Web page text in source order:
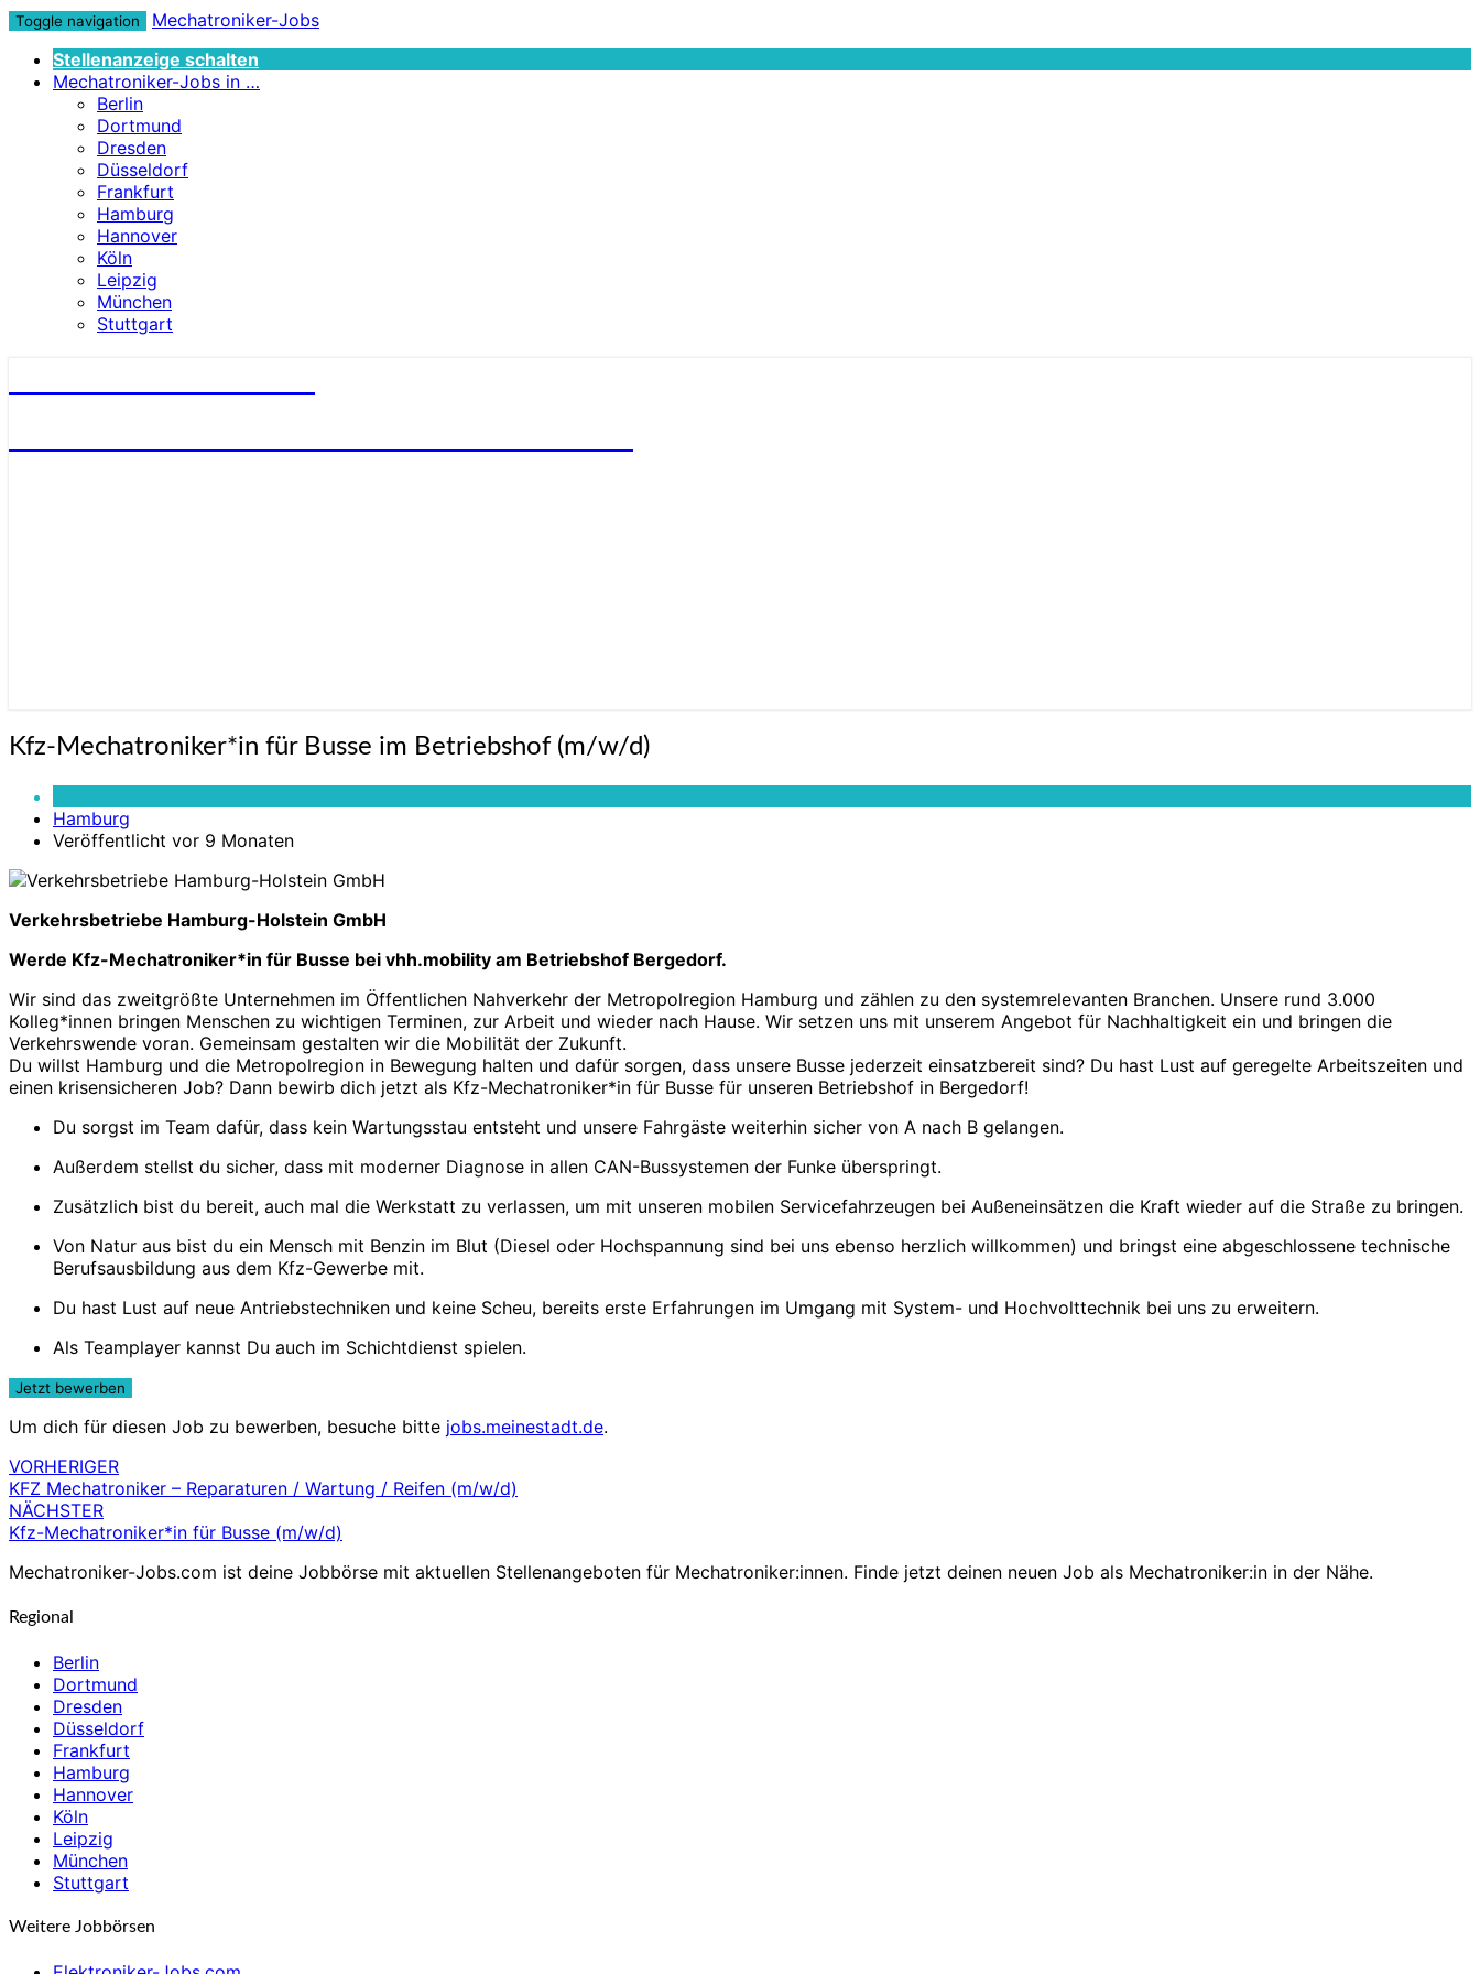
Toggle navigation
Mechatroniker-Jobs
Stellenanzeige schalten
Mechatroniker-Jobs in …
Berlin
Dortmund
Dresden
Düsseldorf
Frankfurt
Hamburg
Hannover
Köln
Leipzig
München
Stuttgart
Kfz-
Busse
Betriebshof
(m/w/d)
Kfz-Mechatroniker*in für Busse im Betriebshof (m/w/d)
Hamburg
Veröffentlicht vor 9 Monaten
Verkehrsbetriebe Hamburg-Holstein GmbH
Werde Kfz-Mechatroniker*in für Busse bei vhh.mobility am Betriebshof Bergedorf.
Wir sind das zweitgrößte Unternehmen im Öffentlichen Nahverkehr der Metropolregion Hamburg und zählen zu den systemrelevanten Branchen. Unsere rund 3.000
Kolleg*innen bringen Menschen zu wichtigen Terminen, zur Arbeit und wieder nach Hause. Wir setzen uns mit unserem Angebot für Nachhaltigkeit ein und bringen die
Verkehrswende voran. Gemeinsam gestalten wir die Mobilität der Zukunft.
Du willst Hamburg und die Metropolregion in Bewegung halten und dafür sorgen, dass unsere Busse jederzeit einsatzbereit sind? Du hast Lust auf geregelte Arbeitszeiten und
einen krisensicheren Job? Dann bewirb dich jetzt als Kfz-Mechatroniker*in für Busse für unseren Betriebshof in Bergedorf!
Du sorgst im Team dafür, dass kein Wartungsstau entsteht und unsere Fahrgäste weiterhin sicher von A nach B gelangen.
Außerdem stellst du sicher, dass mit moderner Diagnose in allen CAN-Bussystemen der Funke überspringt.
Zusätzlich bist du bereit, auch mal die Werkstatt zu verlassen, um mit unseren mobilen Servicefahrzeugen bei Außeneinsätzen die Kraft wieder auf die Straße zu bringen.
Von Natur aus bist du ein Mensch mit Benzin im Blut (Diesel oder Hochspannung sind bei uns ebenso herzlich willkommen) und bringst eine abgeschlossene technische
Berufsausbildung aus dem Kfz-Gewerbe mit.
Du hast Lust auf neue Antriebstechniken und keine Scheu, bereits erste Erfahrungen im Umgang mit System- und Hochvolttechnik bei uns zu erweitern.
Als Teamplayer kannst Du auch im Schichtdienst spielen.
Um dich für diesen Job zu bewerben, besuche bitte jobs.meinestadt.de.
Beitragsnavigation
VORHERIGER
KFZ Mechatroniker – Reparaturen / Wartung / Reifen (m/w/d)
NÄCHSTER
Kfz-Mechatroniker*in für Busse (m/w/d)
Mechatroniker-Jobs.com ist deine Jobbörse mit aktuellen Stellenangeboten für Mechatroniker:innen. Finde jetzt deinen neuen Job als Mechatroniker:in in der Nähe.
Regional
Berlin
Dortmund
Dresden
Düsseldorf
Frankfurt
Hamburg
Hannover
Köln
Leipzig
München
Stuttgart
Weitere Jobbörsen